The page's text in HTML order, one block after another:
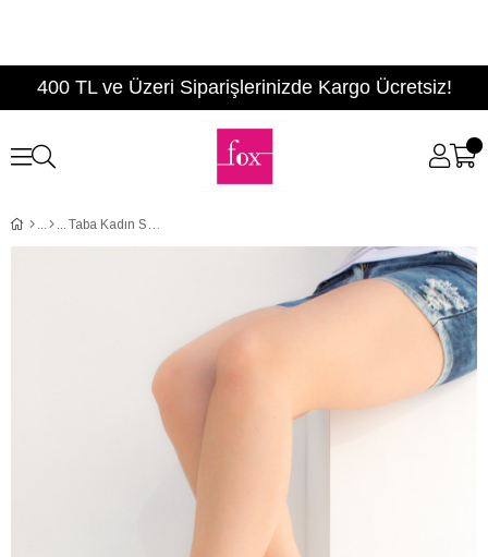
400 TL ve Üzeri Siparişlerinizde Kargo Ücretsiz!
Taba Kadın Sandalet B713690709